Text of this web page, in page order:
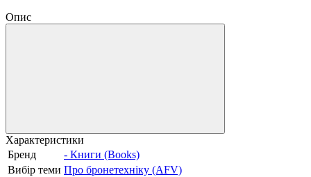
Опис
Характеристики
Бренд
- Книги (Books)
Вибір теми Про бронетехніку (AFV)